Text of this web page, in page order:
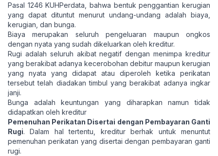
Pasal 1246 KUHPerdata, bahwa bentuk penggantian kerugian
yang dapat dituntut menurut undang-undang adalah biaya,
kerugian, dan bunga.
Biaya merupakan seluruh pengeluaran maupun ongkos
dengan nyata yang sudah dikeluarkan oleh kreditur.
Rugi adalah seluruh akibat negatif dengan menimpa kreditur
yang berakibat adanya kecerobohan debitur maupun kerugian
yang nyata yang didapat atau diperoleh ketika perikatan
tersebut telah diadakan timbul yang berakibat adanya ingkar
janji.
Bunga adalah keuntungan yang diharapkan namun tidak
didapatkan oleh kreditur
Pemenuhan Perikatan Disertai dengan Pembayaran Ganti
Rugi. Dalam hal tertentu, kreditur berhak untuk menuntut
pemenuhan perikatan yang disertai dengan pembayaran ganti
rugi.